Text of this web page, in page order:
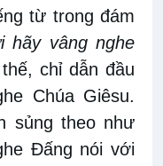
từ trong đám
hãy vâng nghe
chỉ dẫn đầu
Chúa Giêsu.
sủng theo như
Đấng nói với